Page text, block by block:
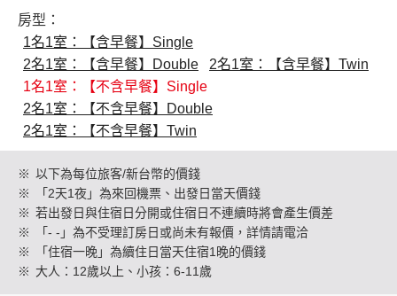
創造旅遊
房型：
1名1室：【含早餐】Single
2名1室：【含早餐】Double
2名1室：【含早餐】Twin
1名1室：【不含早餐】Single
2名1室：【不含早餐】Double
2名1室：【不含早餐】Twin
※ 以下為每位旅客/新台幣的價錢
※
「2天1夜」為來回機票、出發日當天價錢
※ 若出發日與住宿日分開或住宿日不連續時將會產生價差
※
「- -」為不受理訂房日或尚未有報價，詳情請電洽
※
「住宿一晚」為續住日當天住宿1晚的價錢
※ 大人：12歲以上、小孩：6-11歲